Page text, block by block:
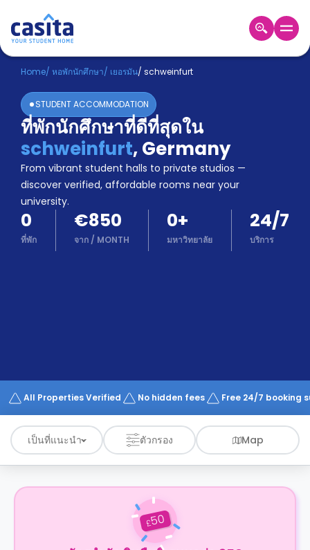
Home TH EUR
เข้าสู่
ระบบ
Booking
Accommodation
About
us
Blog
Refer
And
Earn
Become
Works
Home/ หอพักนักศึกษา/ เยอรมัน/ schweinfurt
STUDENT ACCOMMODATION
ที่พักนักศึกษาที่ดีที่สุดใน
schweinfurt,Germany
From vibrant student halls to private studios —
discover verified, affordable rooms near your
university.
0
ที่พัก
€850
จาก / MONTH
0+
มหาวิทยาลัย
24/7
บริการ
All Properties Verified No hidden fees Free 24/7 booking
เป็นที่แนะนำ ตัวกรอง Map
£50